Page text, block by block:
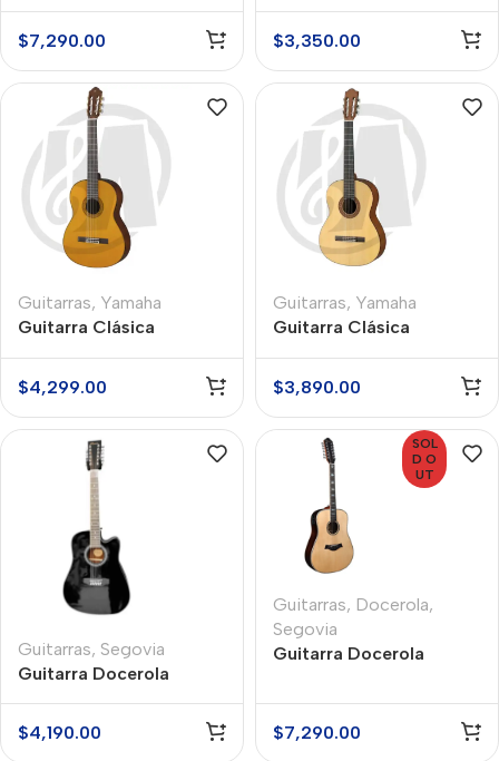
GA5TCEAM
$7,290.00
Sevillana A23BK
$3,350.00
Guitarras, Yamaha
Guitarra Clásica
$4,299.00
Guitarras, Yamaha
Guitarra Clásica
$3,890.00
Guitarras, Segovia
Guitarra Docerola
SGC12BK
$4,190.00
SOL
D O
UT
Guitarras, Docerola,
Segovia
Guitarra Docerola
SGFM18SD12
$7,290.00